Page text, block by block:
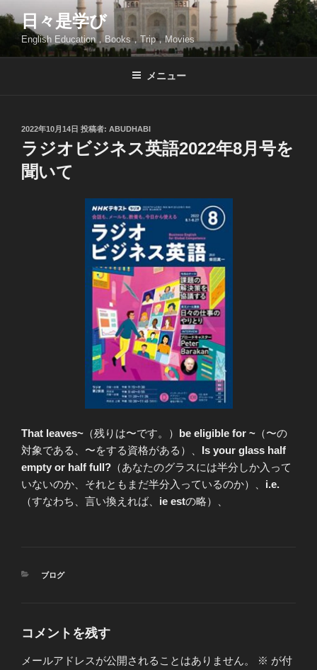
ン
ン
日々是学び
English Education，Books，Trip，Movies
メニュー
投
稿
日:
2022年10月14日 投稿者: ABUDHABI
ラジオビジネス英語2022年8月号を
聞いて
That leaves~ （残りは〜です。） be eligible for ~ （〜の
対象である、〜をする資格がある）、 Is your glass half
empty or half full? （あなたのグラスには半分しか入って
いないのか、それともまだ半分入っているのか）、 i.e.
（すなわち、言い換えれば、 ie estの略）、
カ
ブログ
コメントを残す
メールアドレスが公開されることはありません。 ※ が付